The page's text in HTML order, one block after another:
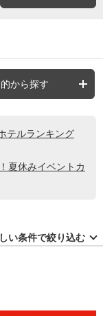
から探す
テルランキング
夏休みイベントカ
い条件で絞り込む